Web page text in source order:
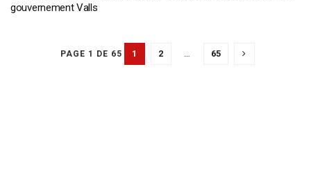
gouvernement Valls
PAGE 1 DE 65 1 2 65